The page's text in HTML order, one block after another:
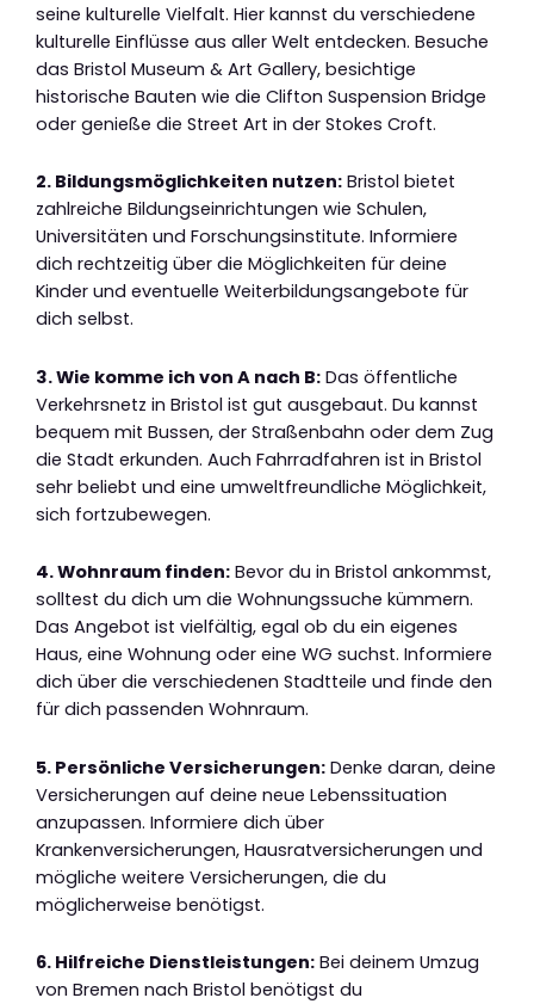
seine kulturelle Vielfalt. Hier kannst du verschiedene
kulturelle Einflüsse aus aller Welt entdecken. Besuche
das Bristol Museum & Art Gallery, besichtige
historische Bauten wie die Clifton Suspension Bridge
oder genieße die Street Art in der Stokes Croft.
2. Bildungsmöglichkeiten nutzen: Bristol bietet
zahlreiche Bildungseinrichtungen wie Schulen,
Universitäten und Forschungsinstitute. Informiere
dich rechtzeitig über die Möglichkeiten für deine
Kinder und eventuelle Weiterbildungsangebote für
dich selbst.
3. Wie komme ich von A nach B: Das öffentliche
Verkehrsnetz in Bristol ist gut ausgebaut. Du kannst
bequem mit Bussen, der Straßenbahn oder dem Zug
die Stadt erkunden. Auch Fahrradfahren ist in Bristol
sehr beliebt und eine umweltfreundliche Möglichkeit,
sich fortzubewegen.
4. Wohnraum finden: Bevor du in Bristol ankommst,
solltest du dich um die Wohnungssuche kümmern.
Das Angebot ist vielfältig, egal ob du ein eigenes
Haus, eine Wohnung oder eine WG suchst. Informiere
dich über die verschiedenen Stadtteile und finde den
für dich passenden Wohnraum.
5. Persönliche Versicherungen: Denke daran, deine
Versicherungen auf deine neue Lebenssituation
anzupassen. Informiere dich über
Krankenversicherungen, Hausratversicherungen und
mögliche weitere Versicherungen, die du
möglicherweise benötigst.
6. Hilfreiche Dienstleistungen: Bei deinem Umzug
von Bremen nach Bristol benötigst du